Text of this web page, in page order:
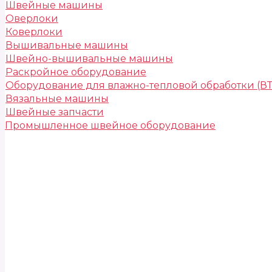
Швейные машины
Оверлоки
Коверлоки
Вышивальные машины
Швейно-вышивальные машины
Раскройное оборудование
Оборудование для влажно-тепловой обработки
Вязальные машины
Швейные запчасти
Промышленное швейное оборудование